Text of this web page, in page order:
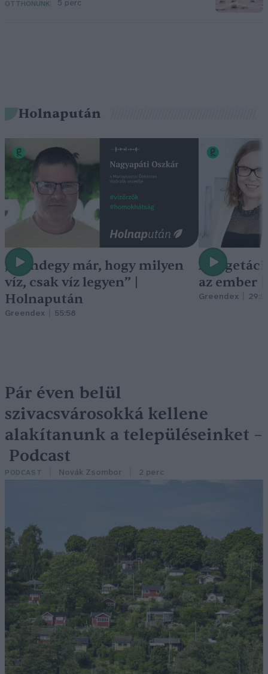
OTTHONUNK 5 perc
Holnapután
„Mindegy már, hogy milyen
víz, csak víz legyen” |
Holnapután
Greendex 55:58
A
az ember
Greendex
Pár éven belül
szivacsvárosokká kellene
alakítanunk a településeinket –
Podcast
PODCAST Novák Zsombor 2 perc